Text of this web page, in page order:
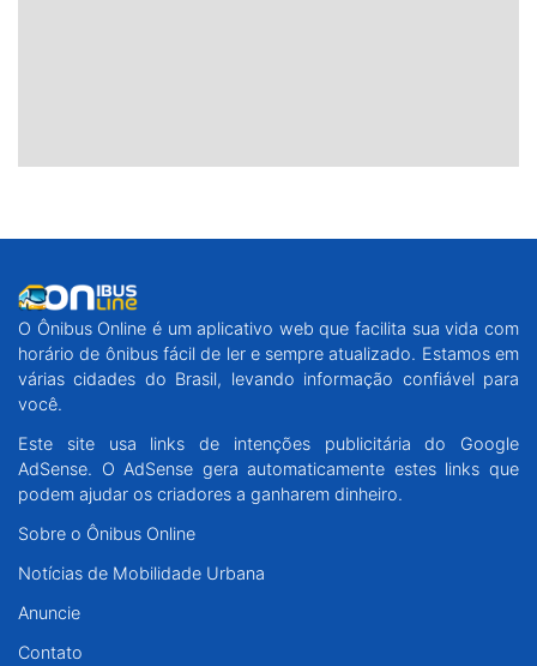
O Ônibus Online é um aplicativo web que facilita sua vida com
horário de ônibus fácil de ler e sempre atualizado. Estamos em
várias cidades do Brasil, levando informação confiável para
você.
Este site usa links de intenções publicitária do Google
AdSense. O AdSense gera automaticamente estes links que
podem ajudar os criadores a ganharem dinheiro.
Sobre o Ônibus Online
Notícias de Mobilidade Urbana
Anuncie
Contato